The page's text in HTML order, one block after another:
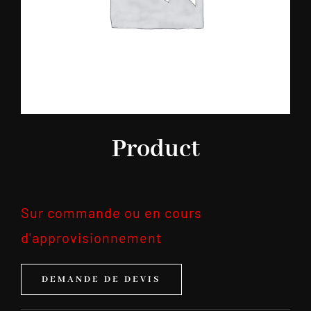
Product
Sur commande ou en cours
d'approvisionnement
DEMANDE DE DEVIS